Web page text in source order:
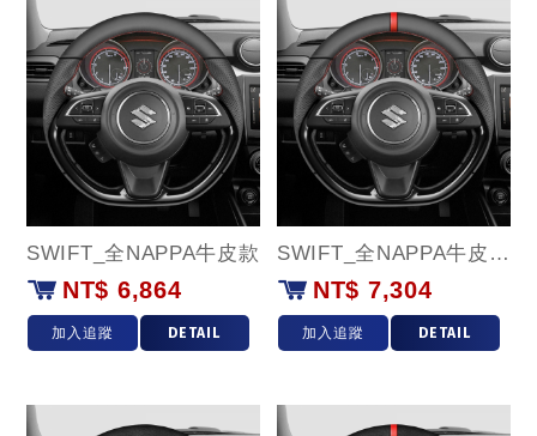
SWIFT_全NAPPA牛皮款
NT$ 6,864
加入追蹤 DETAIL
SWIFT_全NAPPA牛皮(紅環)款
NT$ 7,304
加入追蹤 DETAIL